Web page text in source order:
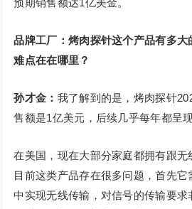
品牌工厂：烤肉探针这个产品有多
难点在在哪里？
孙才金： 我了解到的是，烤肉探针
售额是1亿美元，后续几乎每年都呈
在美国，现在大部分家庭都拥有跟无
目前这类产品存在很多问题，首先
中实现无线传输，对信号的传输要